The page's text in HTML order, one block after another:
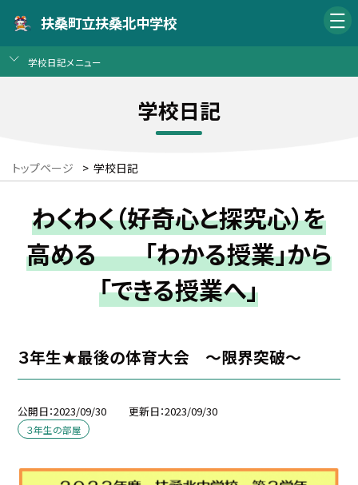
扶桑町立扶桑北中学校
学校日記メニュー
学校日記
トップページ > 学校日記
わくわく（好奇心と探究心）を
高める 「わかる授業」から
「できる授業へ」
３年生★最後の体育大会 〜限界突破〜
公開日 2023/09/30 更新日 2023/09/30
３年生の部屋